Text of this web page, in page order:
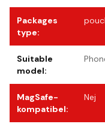
Packages
type:
Suitable
model:
MagSafe-
kompatibel:
Nej